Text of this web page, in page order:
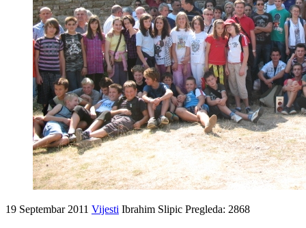
19 Septembar 2011 Vijesti Ibrahim Slipic Pregleda: 2868